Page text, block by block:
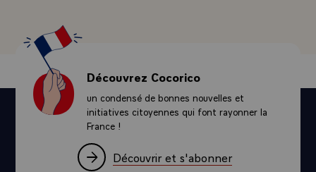
Avec le recul de ces quarante années, nous mesurons
l'apport essentiel de la DATAR, ainsi que des
administrations et des collectivités qui ont relayé son
action. Nous comprenons aussi la nécessité de renouveler
ses approches. Les tables rondes d'aujourd'hui le
montrent bien : les défis de l'aménagement du territoire
se sont profondément renouvelés.
Il faut certes continuer à lutter contre les inégalités
territoriales : les effets de la désertification et du
vieillissement démographique n'ont pas fini de se faire
Découvrez Cocorico
un condensé de bonnes nouvelles et
initiatives citoyennes qui font rayonner la
France !
Découvrir et s'abonner